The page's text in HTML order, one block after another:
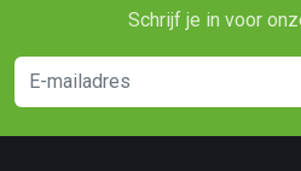
Schrijf je in voor